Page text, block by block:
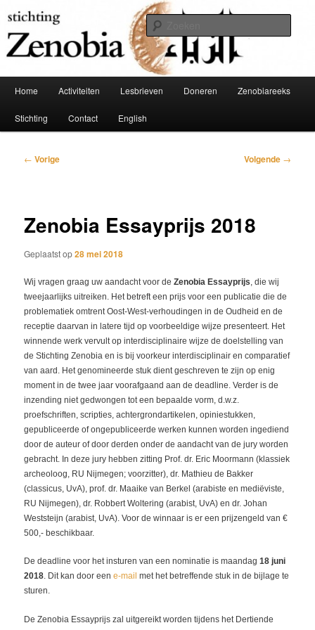
naar
de
primaire
inhoudStichting Zenobia
Home Activiteiten Lesbrieven Doneren Zenobiareeks
Stichting Contact English
Bericht
← Vorige Volgende →
Zenobia Essayprijs 2018
Geplaatst op28 mei 2018
Wij vragen graag uw aandacht voor deZenobia Essayprijs , die wij
tweejaarlijks uitreiken. Het betreft een prijs voor een publicatie die de
problematiek omtrent Oost-West-verhoudingen in de Oudheid en de
receptie daarvan in latere tijd op voorbeeldige wijze presenteert. Het
winnende werk vervult op interdisciplinaire wijze de doelstelling van
de Stichting Zenobia en is bij voorkeur interdisciplinair en comparatief
van aard. Het genomineerde stuk dient geschreven te zijn op enig
moment in de twee jaar voorafgaand aan de deadline. Verder is de
inzending niet gedwongen tot een bepaalde vorm, d.w.z.
proefschriften, scripties, achtergrondartikelen, opiniestukken,
gepubliceerde of ongepubliceerde werken kunnen worden ingediend
door de auteur of door derden onder de aandacht van de jury worden
gebracht. In deze jury hebben zitting Prof. dr. Eric Moormann (klassiek
archeoloog, RU Nijmegen; voorzitter), dr. Mathieu de Bakker
(classicus, UvA), prof. dr. Maaike van Berkel (arabiste en mediëviste,
RU Nijmegen), dr. Robbert Woltering (arabist, UvA) en dr. Johan
Weststeijn (arabist, UvA). Voor de winnaar is er een prijzengeld van €
500,- beschikbaar.
De deadline voor het insturen van een nominatie is maandag18 juni
2018. Dit kan door eene-mail met het betreffende stuk in de bijlage te
sturen.
De Zenobia Essayprijs zal uitgereikt worden tijdens het Dertiende